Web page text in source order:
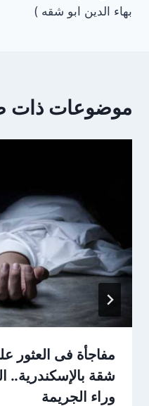
بهاء الدين ابو شقه )
موضوعات ذات
مفاجأة فى العثور
شقة بالإسكندرية..
وراء الجريمة